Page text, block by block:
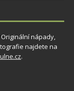
nápady,
najdete na
.